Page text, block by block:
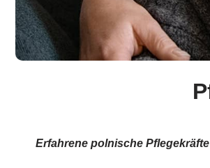
Erfahrene polnische